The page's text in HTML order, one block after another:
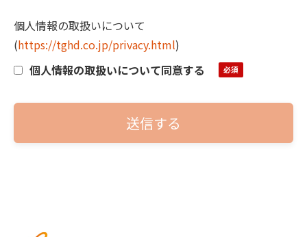
個人情報の取扱いについて
(https://tghd.co.jp/privacy.html)
個人情報の取扱いについて同意する